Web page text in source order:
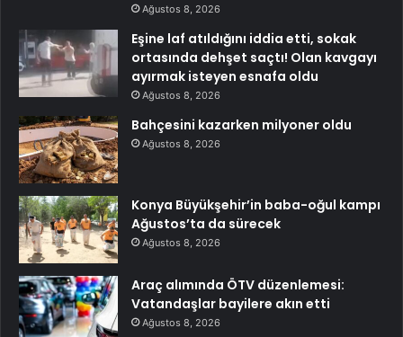
Ağustos 8, 2026
Eşine laf atıldığını iddia etti, sokak
ortasında dehşet saçtı! Olan kavgayı
ayırmak isteyen esnafa oldu
Ağustos 8, 2026
Bahçesini kazarken milyoner oldu
Ağustos 8, 2026
Konya Büyükşehir’in baba-oğul kampı
Ağustos’ta da sürecek
Ağustos 8, 2026
Araç alımında ÖTV düzenlemesi:
Vatandaşlar bayilere akın etti
Ağustos 8, 2026